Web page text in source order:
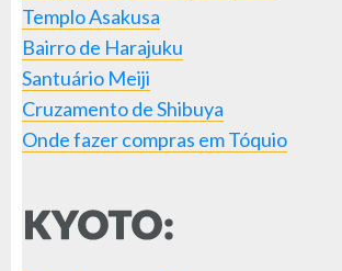
Templo Asakusa
Bairro de Harajuku
Santuário Meiji
Cruzamento de Shibuya
Onde fazer compras em Tóquio